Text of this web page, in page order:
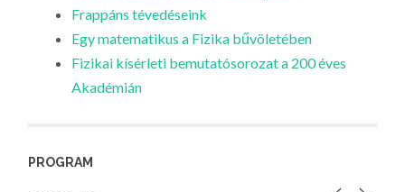
Frappáns tévedéseink
Egy matematikus a Fizika bűvöletében
Fizikai kísérleti bemutatósorozat a 200 éves
Akadémián
PROGRAM